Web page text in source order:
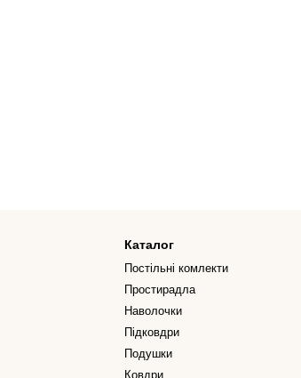
Каталог
Постільні комлекти
Простирадла
Наволочки
Підковдри
Подушки
Ковдри